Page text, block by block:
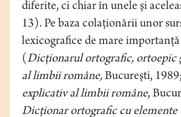
diferite, ci chiar în unele şi
13). Pe baza colaţionării unor
lexicograﬁce de mare importanţă
(Dicţionarul ortograﬁc, ortoepic
al limbii române,Bucureşti, 1989;
explicativ al limbii române,
Dicţionar ortograﬁc cu elemente